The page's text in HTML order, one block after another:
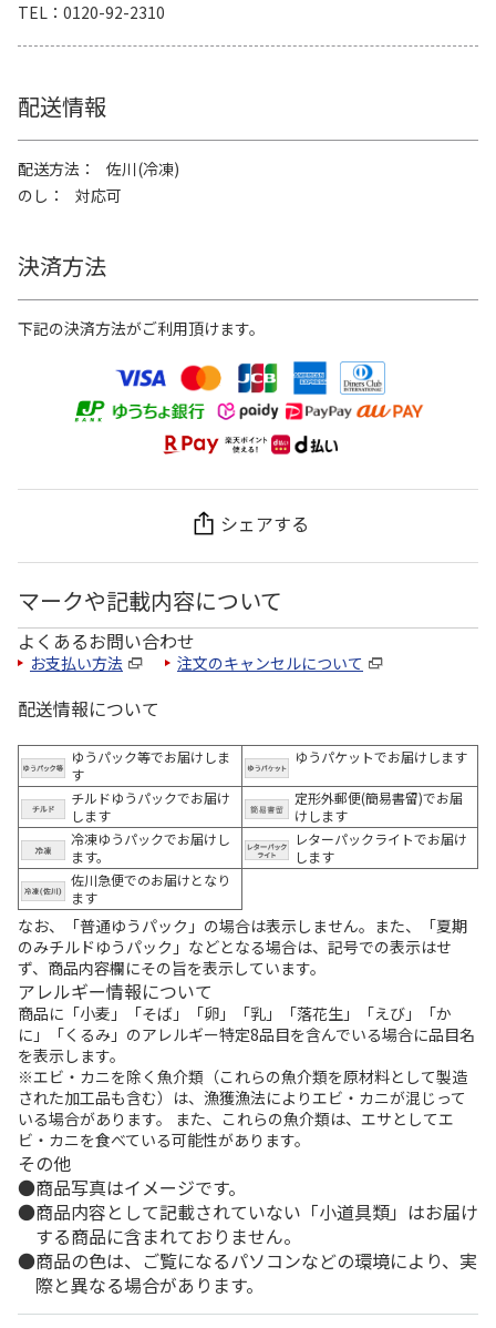
TEL
0120-92-2310
配送情報
配送方法
佐川(冷凍)
のし
対応可
決済方法
下記の決済方法がご利用頂けます。
シェアする
マークや記載内容について
よくあるお問い合わせ
お支払い方法 注文のキャンセルについて
配送情報について
ゆうパック等でお届けしま
す
ゆうパケットでお届けします
チルドゆうパックでお届け
します
定形外郵便(簡易書留)でお届
けします
冷凍ゆうパックでお届けし
ます。
レターパックライトでお届け
します
佐川急便でのお届けとなり
ます
なお、「普通ゆうパック」の場合は表示しません。また、「夏期
のみチルドゆうパック」などとなる場合は、記号での表示はせ
ず、商品内容欄にその旨を表示しています。
アレルギー情報について
商品に「小麦」「そば」「卵」「乳」「落花生」「えび」「か
に」「くるみ」のアレルギー特定8品目を含んでいる場合に品目名
を表示します。
※エビ・カニを除く魚介類（これらの魚介類を原材料として製造
された加工品も含む）は、漁獲漁法によりエビ・カニが混じって
いる場合があります。 また、これらの魚介類は、エサとしてエ
ビ・カニを食べている可能性があります。
その他
商品写真はイメージです。
商品内容として記載されていない「小道具類」はお届け
する商品に含まれておりません。
商品の色は、ご覧になるパソコンなどの環境により、実
際と異なる場合があります。